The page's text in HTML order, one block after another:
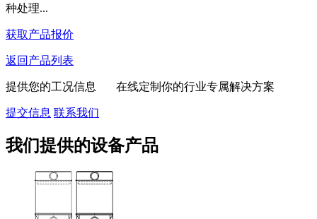
种处理...
获取产品报价
返回产品列表
提供您的工况信息 在线定制你的行业专属解决方案
提交信息 联系我们
我们提供的设备产品